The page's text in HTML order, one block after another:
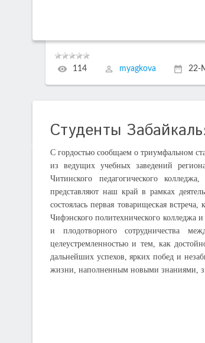
114 myagkova 22-
Студенты
С гордостью сообщаем о триумфальном
из ведущих учебных заведений
Читинского педагогического
представляют наш край в рамках
состоялась первая товарищеская
Чифэнского политехнического
и плодотворного сотрудничества
целеустремленностью и тем, как
дальнейших успехов, ярких побед и
жизни, наполненным новыми знаниями,